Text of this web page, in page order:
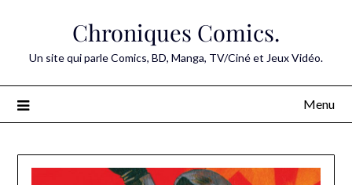
Chroniques Comics.
Un site qui parle Comics, BD, Manga, TV/Ciné et Jeux Vidéo.
Menu